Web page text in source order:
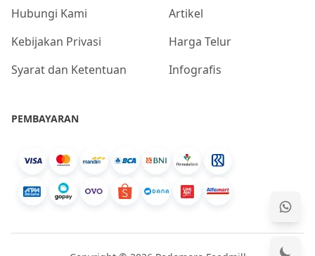
Hubungi Kami
Kebijakan Privasi
Syarat dan Ketentuan
Artikel
Harga Telur
Infografis
PEMBAYARAN